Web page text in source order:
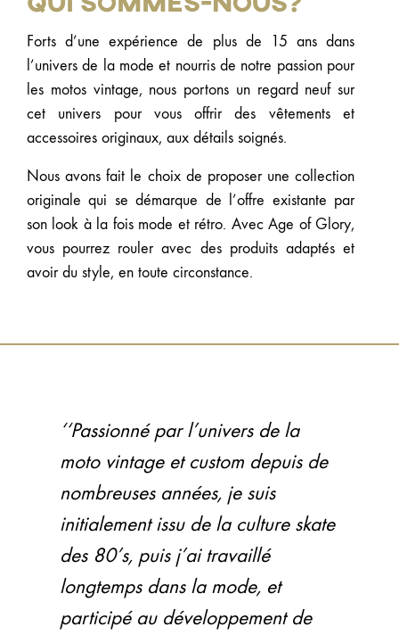
Forts d’une expérience de plus de 15 ans dans
l’univers de la mode et nourris de notre passion pour
les motos vintage, nous portons un regard neuf sur
cet univers pour vous offrir des vêtements et
accessoires originaux, aux détails soignés.
Nous avons fait le choix de proposer une collection
originale qui se démarque de l’offre existante par
son look à la fois mode et rétro. Avec Age of Glory,
vous pourrez rouler avec des produits adaptés et
avoir du style, en toute circonstance.
‘‘Passionné par l’univers de la
moto vintage et custom depuis de
nombreuses années, je suis
initialement issu de la culture skate
des 80’s, puis j’ai travaillé
longtemps dans la mode, et
participé au développement de